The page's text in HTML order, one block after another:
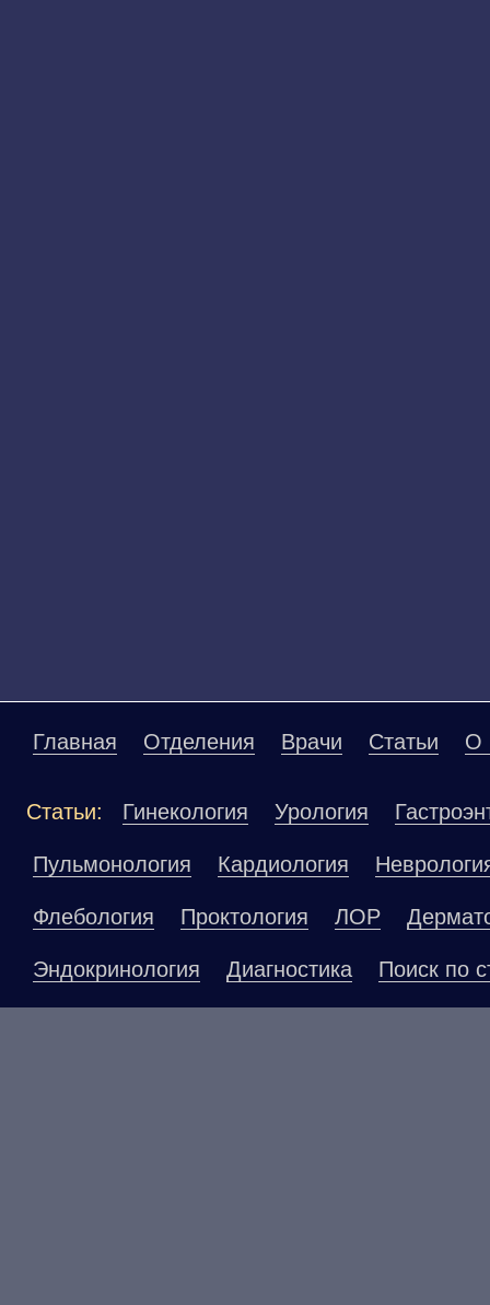
Главная Отделения Врачи Статьи О
Статьи: Гинекология Урология
Пульмонология Кардиология
Флебология Проктология ЛОР
Эндокринология Диагностика Поиск по